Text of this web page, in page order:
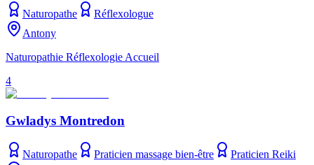
Naturopathe
Réflexologue
Antony
Naturopathie Réflexologie Accueil
4
Gwladys Montredon
Naturopathe Praticien massage bien-être
Praticien Reiki